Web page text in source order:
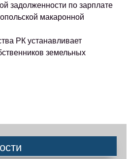
задолженности по зарплате
макаронной
РК устанавливает
земельных